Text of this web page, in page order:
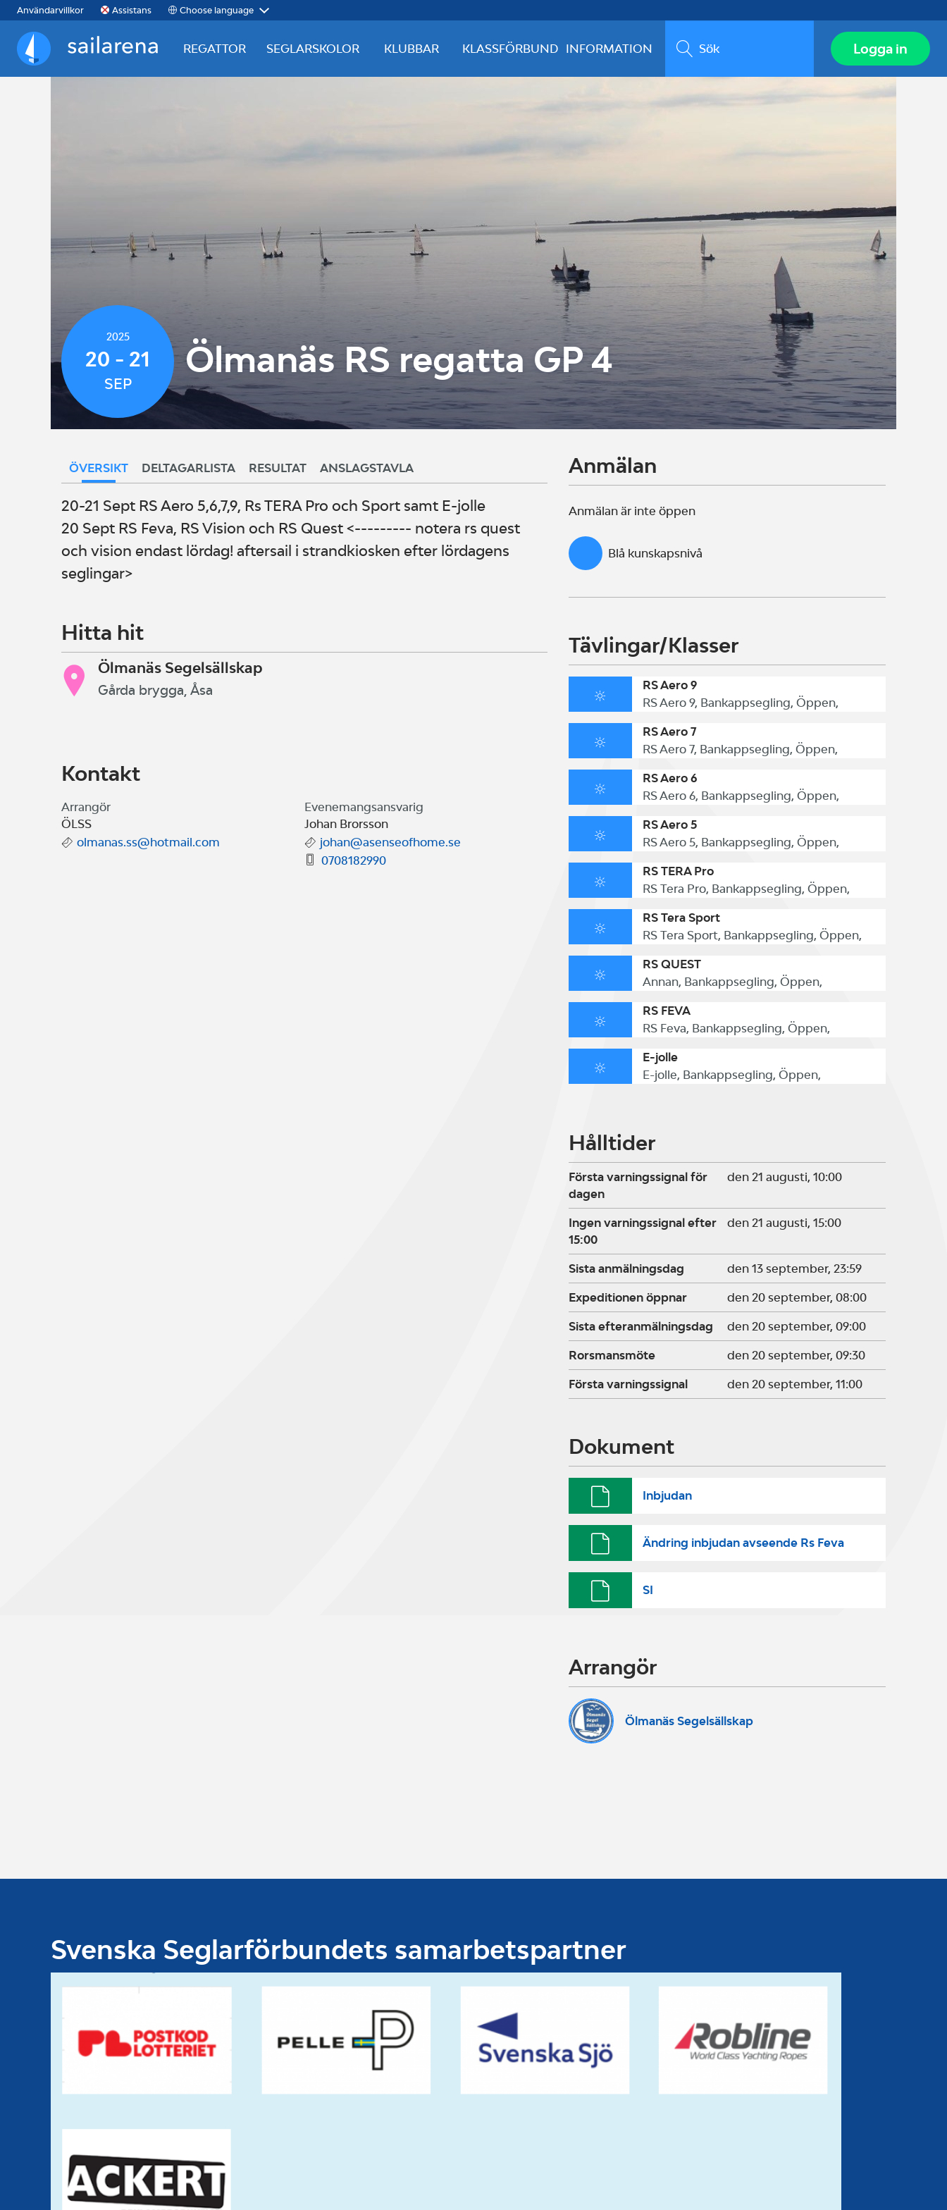
Användarvillkor Assistans Choose language
Sailarena
REGATTOR SEGLARSKOLOR KLUBBAR KLASSFÖRBUND INFORMATION Sök Logga in
2025
20 - 21
SEP
Ölmanäs RS regatta GP 4
ÖVERSIKT DELTAGARLISTA RESULTAT ANSLAGSTAVLA
20-21 Sept RS Aero 5,6,7,9, Rs TERA Pro och Sport samt E-jolle
20 Sept RS Feva, RS Vision och RS Quest <--------- notera rs quest
och vision endast lördag! aftersail i strandkiosken efter lördagens
seglingar>
Hitta hit
Ölmanäs Segelsällskap
Gårda brygga, Åsa
Kontakt
Arrangör
ÖLSS
olmanas.ss@hotmail.com
Evenemangsansvarig
Johan Brorsson
johan@asenseofhome.se
0708182990
Anmälan
Anmälan är inte öppen
Blå kunskapsnivå
Tävlingar/Klasser
RS Aero 9
RS Aero 9, Bankappsegling, Öppen,
RS Aero 7
RS Aero 7, Bankappsegling, Öppen,
RS Aero 6
RS Aero 6, Bankappsegling, Öppen,
RS Aero 5
RS Aero 5, Bankappsegling, Öppen,
RS TERA Pro
RS Tera Pro, Bankappsegling, Öppen,
RS Tera Sport
RS Tera Sport, Bankappsegling, Öppen,
RS QUEST
Annan, Bankappsegling, Öppen,
RS FEVA
RS Feva, Bankappsegling, Öppen,
E-jolle
E-jolle, Bankappsegling, Öppen,
Hålltider
Första varningssignal för
dagen
den 21 augusti, 10:00
Ingen varningssignal efter
15:00
den 21 augusti, 15:00
Sista anmälningsdag den 13 september, 23:59
Expeditionen öppnar den 20 september, 08:00
Sista efteranmälningsdag den 20 september, 09:00
Rorsmansmöte den 20 september, 09:30
Första varningssignal den 20 september, 11:00
Dokument
Inbjudan
Ändring inbjudan avseende Rs Feva
SI
Arrangör
Ölmanäs Segelsällskap
Svenska Seglarförbundets samarbetspartner